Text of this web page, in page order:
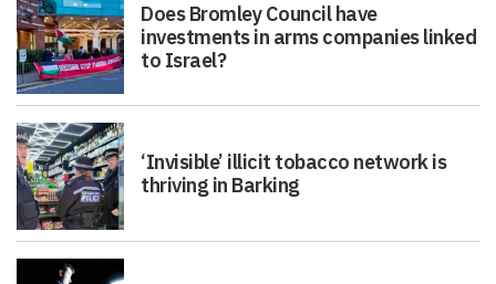
Does Bromley Council have
investments in arms companies linked
to Israel?
‘Invisible’ illicit tobacco network is
thriving in Barking